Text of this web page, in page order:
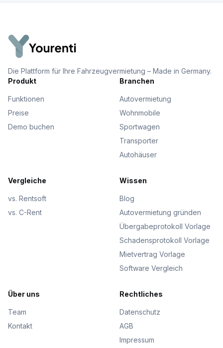
Die Plattform für Ihre Fahrzeugvermietung – Made in Germany.
Produkt
Funktionen
Preise
Demo buchen
Branchen
Autovermietung
Wohnmobile
Sportwagen
Transporter
Autohäuser
Vergleiche
vs. Rentsoft
vs. C-Rent
Wissen
Blog
Autovermietung gründen
Übergabeprotokoll Vorlage
Schadensprotokoll Vorlage
Mietvertrag Vorlage
Software Vergleich
Über uns
Team
Kontakt
Rechtliches
Datenschutz
AGB
Impressum